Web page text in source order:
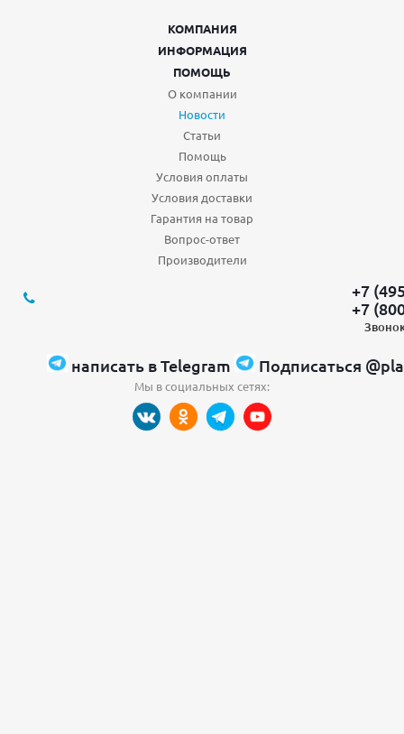
КОМПАНИЯ
ИНФОРМАЦИЯ
ПОМОЩЬ
О компании
Новости
Статьи
Помощь
Условия оплаты
Условия доставки
Гарантия на товар
Вопрос-ответ
Производители
+7
+7
написать в Telegram Подписаться
Мы в социальных сетях: